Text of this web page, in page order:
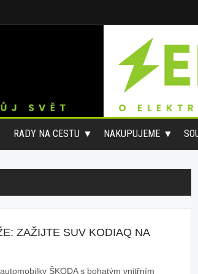
RADY NA CESTU NAKUPUJEME
ZAŽIJTE SUV KODIAQ NA
ŠKODA s bohatým vnitřním